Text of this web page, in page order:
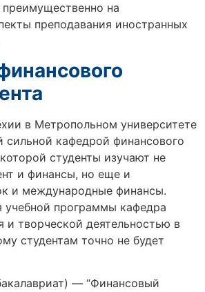
на
преподавания иностранных
в Метропольном университете
сильной кафедрой финансового
студенты изучают не
и финансы, но еще и
и международные финансы.
программы кафедра
и творческой деятельностью в
студентам точно не будет
— “Финансовый